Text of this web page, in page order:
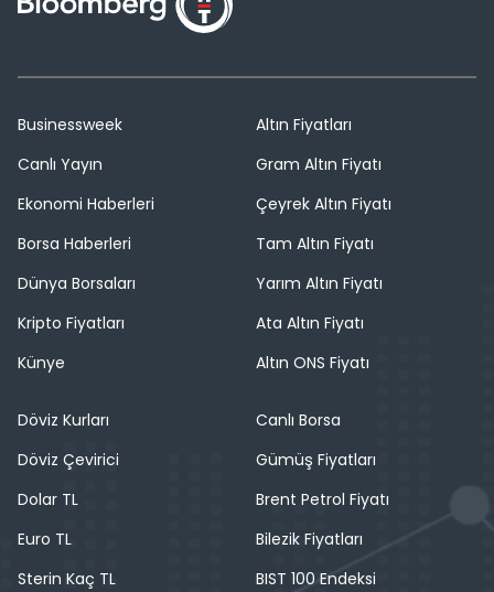
Businessweek
Canlı Yayın
Ekonomi Haberleri
Borsa Haberleri
Dünya Borsaları
Kripto Fiyatları
Künye
Altın Fiyatları
Gram Altın Fiyatı
Çeyrek Altın Fiyatı
Tam Altın Fiyatı
Yarım Altın Fiyatı
Ata Altın Fiyatı
Altın ONS Fiyatı
Döviz Kurları
Döviz Çevirici
Dolar TL
Euro TL
Sterin Kaç TL
Canlı Borsa
Gümüş Fiyatları
Brent Petrol Fiyatı
Bilezik Fiyatları
BIST 100 Endeksi